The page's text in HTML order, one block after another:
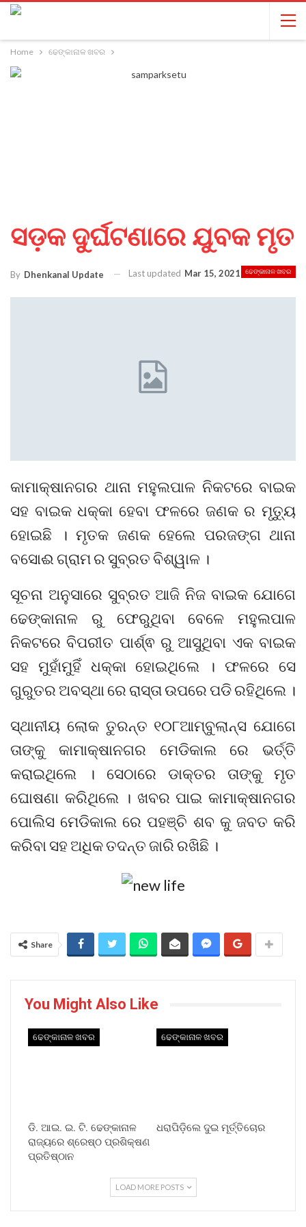
Home ଢେଙ୍କାନାଳ ଖବର
ସଡ଼କ ଦୁର୍ଘଟଣାରେ ଯୁବକ ମୃତ
ଢେଙ୍କାନାଳ ଖବର
By Dhenkanal Update Last updated Mar 15, 2021
କାମାକ୍ଷାନଗର ଥାନା ମହୁଲପାଳ ନିକଟରେ ବାଇକ
ସହ ବାଇକ ଧକ୍କା ହେବା ଫଳରେ ଜଣକ ର ମୃତ୍ୟୁ
ହୋଇଛି । ମୃତକ ଜଣକ ହେଲେ ପରଜଙ୍ଗ ଥାନା
ବସୋଈ ଗ୍ରାମ ର ସୁବ୍ରତ ବିଶ୍ୱାଳ ।
ସୂଚନା ଅନୁସାରେ ସୁବ୍ରତ ଆଜି ନିଜ ବାଇକ ଯୋଗେ
ଢେଙ୍କାନାଳ ରୁ ଫେରୁଥିବା ବେଳେ ମହୁଲପାଳ
ନିକଟରେ ବିପରୀତ ପାର୍ଶ୍ଵ ରୁ ଆସୁଥିବା ଏକ ବାଇକ
ସହ ମୁହାଁମୁହିଁ ଧକ୍କା ହୋଇଥିଲେ । ଫଳରେ ସେ
ଗୁରୁତର ଅବସ୍ଥା ରେ ରାସ୍ତା ଉପରେ ପଡି ରହିଥିଲେ ।
ସ୍ଥାନୀୟ ଲୋକ ତୁରନ୍ତ ୧୦୮ଆମ୍ବୁଲାନ୍ସ ଯୋଗେ
ତାଙ୍କୁ କାମାକ୍ଷାନଗର ମେଡିକାଲ ରେ ଭର୍ତ୍ତି
କରାଇଥିଲେ । ସେଠାରେ ଡାକ୍ତର ତାଙ୍କୁ ମୃତ
ଘୋଷଣା କରିଥିଲେ । ଖବର ପାଇ କାମାକ୍ଷାନଗର
ପୋଲିସ ମେଡିକାଲ ରେ ପହଞ୍ଚି ଶବ କୁ ଜବତ କରି
କରିବା ସହ ଅଧିକ ତଦନ୍ତ ଜାରି ରଖିଛି ।
Share
You Might Also Like
ଢେଙ୍କାନାଳ ଖବର
ଡି. ଆଇ. ଇ. ଟି. ଢେଙ୍କାନାଳ
ରାଜ୍ୟରେ ଶ୍ରେଷ୍ଠ ପ୍ରଶିକ୍ଷଣ
ପ୍ରତିଷ୍ଠାନ
ଢେଙ୍କାନାଳ ଖବର
ଧରାପିଡ଼ିଲେ ଦୁଇ ମୂର୍ତ୍ତିଚୋର
LOAD MORE POSTS